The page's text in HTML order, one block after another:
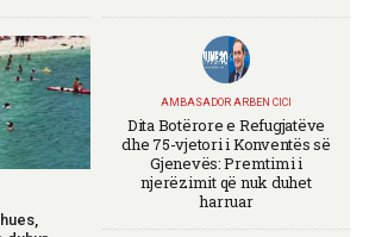
AMBASADOR ARBEN CICI
Dita Botërore e Refugjatëve
dhe 75-vjetori i Konventës së
Gjenevës: Premtimi i
njerëzimit që nuk duhet
harruar